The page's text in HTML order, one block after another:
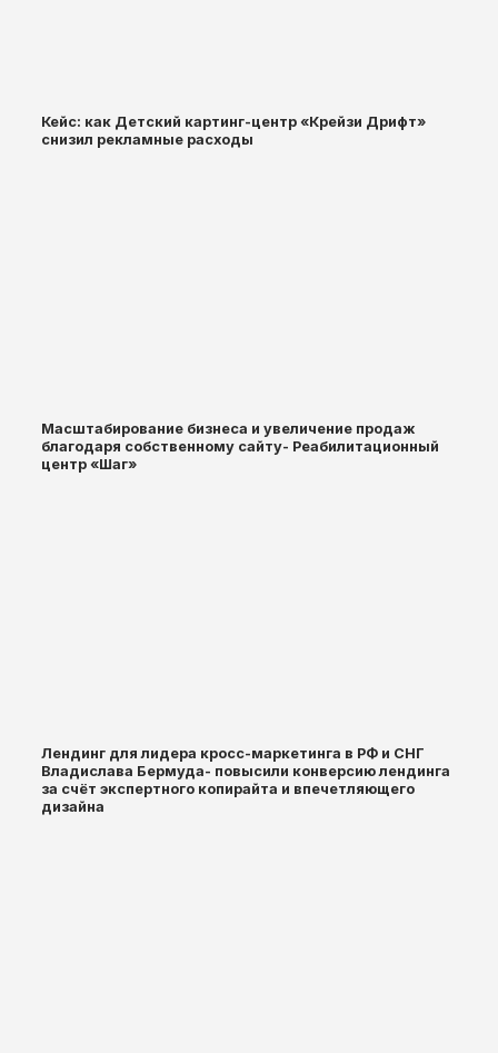
Кейс: как Детский картинг-центр «Крейзи Дрифт»
снизил рекламные расходы
Масштабирование бизнеса и увеличение продаж
благодаря собственному сайту- Реабилитационный
центр «Шаг»
Лендинг для лидера кросс-маркетинга в РФ и СНГ
Владислава Бермуда- повысили конверсию лендинга
за счёт экспертного копирайта и впечетляющего
дизайна